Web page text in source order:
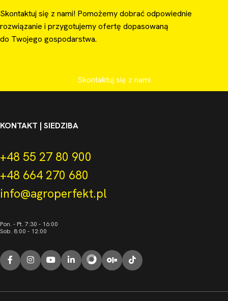
Skontaktuj się z nami! Pomożemy dobrać odpowiednie
rozwiązanie i przygotujemy ofertę dopasowaną
do Twojego gospodarstwa.
Skontaktuj się z nami
KONTAKT | SIEDZIBA
+48 55 27 80 900
+48 664 270 680
info@agroperfekt.pl
Pon. - Pt. 7:30 - 16:00
Sob. 8:00 - 12:00